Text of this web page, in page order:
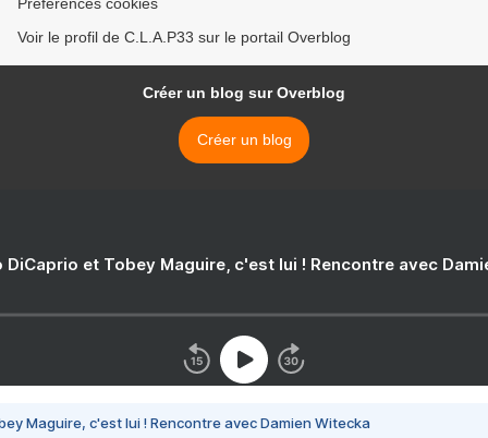
Voir le profil de C.L.A.P33 sur le portail Overblog
Créer un blog sur Overblog
Créer un blog
DiCaprio et Tobey Maguire, c'est lui ! Rencontre avec
Maguire, c'est lui ! Rencontre avec Damien Witecka